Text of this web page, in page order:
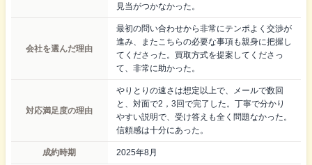
見当がつかなかった。
会社を選んだ理由
最初の問い合わせから非常にテンポよく交渉が
進み、またこちらの必要な事項も親身に把握し
てくださった。買取方式を提案してくださっ
て、非常に助かった。
対応満足度の理由
やりとりの速さは想定以上で、メールで数回
と、対面で2，3回で完了した。丁寧で分かり
やすい説明で、受け答えも全く問題なかった。
信頼感は十分にあった。
成約時期 2025年8月